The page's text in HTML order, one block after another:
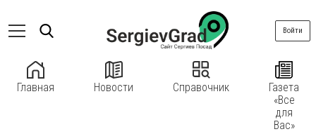
Главная Новости Справочник
Газета
«Все
для
Вас»
Войти